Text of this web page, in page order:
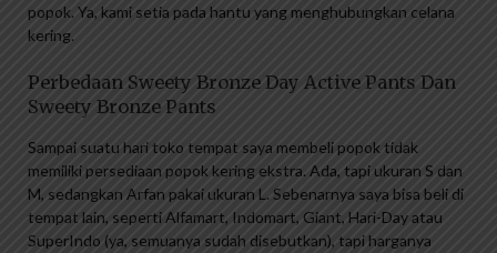
popok. Ya, kami setia pada hantu yang menghubungkan celana
kering.
Perbedaan Sweety Bronze Day Active Pants Dan
Sweety Bronze Pants
Sampai suatu hari toko tempat saya membeli popok tidak
memiliki persediaan popok kering ekstra. Ada, tapi ukuran S dan
M, sedangkan Arfan pakai ukuran L. Sebenarnya saya bisa beli di
tempat lain, seperti Alfamart, Indomart, Giant, Hari-Day atau
SuperIndo (ya, semuanya sudah disebutkan), tapi harganya